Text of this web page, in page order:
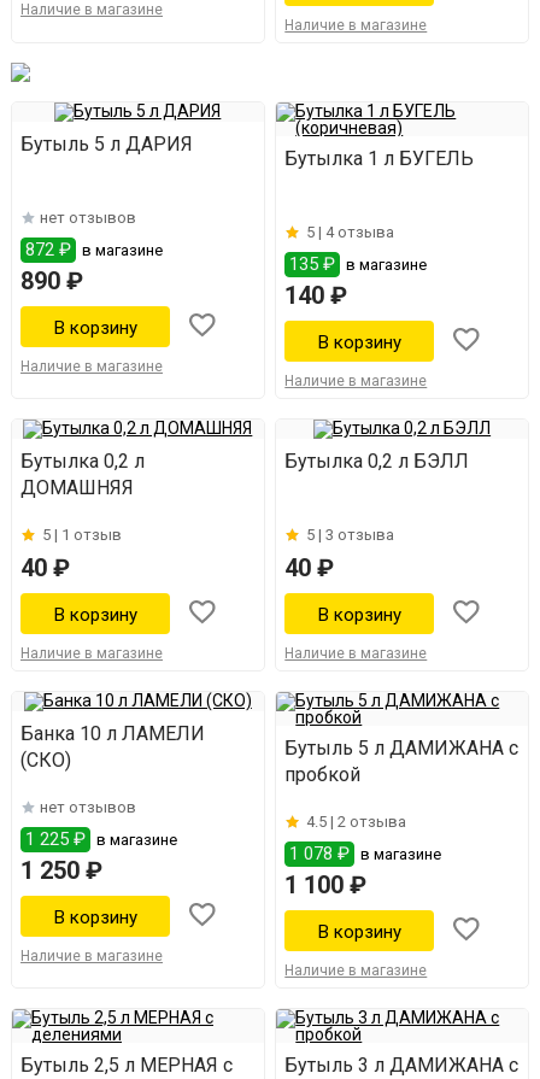
Наличие в магазине
Наличие в магазине
Бутыль 5 л ДАРИЯ
нет отзывов
872 ₽ в магазине
890 ₽
Наличие в магазине
Бутылка 1 л БУГЕЛЬ
5 | 4 отзыва
135 ₽ в магазине
140 ₽
Наличие в магазине
Бутылка 0,2 л
ДОМАШНЯЯ
5 | 1 отзыв
40 ₽
Наличие в магазине
Бутылка 0,2 л БЭЛЛ
5 |3 отзыва
40 ₽
Наличие в магазине
Банка 10 л ЛАМЕЛИ
(СКО)
нет отзывов
1 225 ₽ в магазине
1 250 ₽
Наличие в магазине
Бутыль 5 л ДАМИЖАНА с
пробкой
4.5 |2 отзыва
1 078 ₽ в магазине
1 100 ₽
Наличие в магазине
Бутыль 2,5 л МЕРНАЯ с
Бутыль 3 л ДАМИЖАНА с